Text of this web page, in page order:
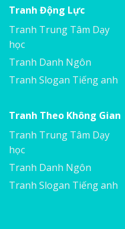
Tranh Động Lực
Tranh Trung Tâm Dạy
học
Tranh Danh Ngôn
Tranh Slogan Tiếng anh
Tranh Theo Không Gian
Tranh Trung Tâm Dạy
học
Tranh Danh Ngôn
Tranh Slogan Tiếng anh